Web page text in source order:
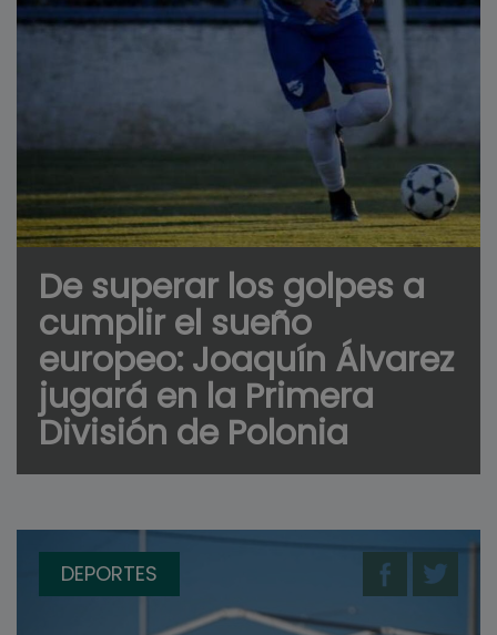
De superar los golpes a
cumplir el sueño
europeo: Joaquín Álvarez
jugará en la Primera
División de Polonia
DEPORTES